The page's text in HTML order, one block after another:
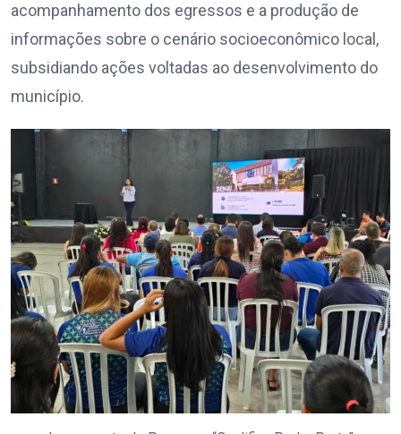
acompanhamento dos egressos e a produção de
informações sobre o cenário socioeconômico local,
subsidiando ações voltadas ao desenvolvimento do
município.